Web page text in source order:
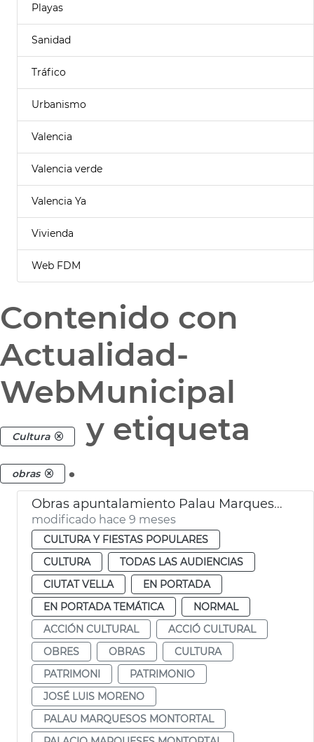
Playas
Sanidad
Tráfico
Urbanismo
Valencia
Valencia verde
Valencia Ya
Vivienda
Web FDM
Contenido con
Actualidad-
WebMunicipal
Cultura y etiqueta
obras .
Obras apuntalamiento Palau Marquesos Montortal
modificado hace 9 meses
CULTURA Y FIESTAS POPULARES
CULTURA
TODAS LAS AUDIENCIAS
CIUTAT VELLA
EN PORTADA
EN PORTADA TEMÁTICA
NORMAL
ACCIÓN CULTURAL
ACCIÓ CULTURAL
OBRES
OBRAS
CULTURA
PATRIMONI
PATRIMONIO
JOSÉ LUIS MORENO
PALAU MARQUESOS MONTORTAL